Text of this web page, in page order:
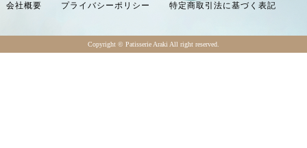
会社概要 プライバシーポリシー 特定商取引法に基づく表記
Copyright ©︎ Patisserie Araki All right reserved.